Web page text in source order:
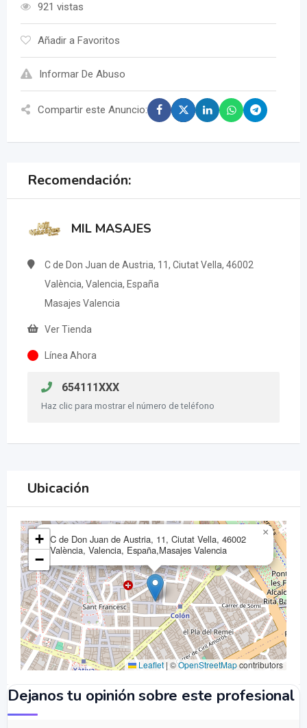
921 vistas
Añadir a Favoritos
Informar De Abuso
Compartir este Anuncio:
Recomendación:
MIL MASAJES
C de Don Juan de Austria, 11, Ciutat Vella, 46002
València, Valencia, España
Masajes Valencia
Ver Tienda
Línea Ahora
654111XXX
Haz clic para mostrar el número de teléfono
Ubicación
C de Don Juan de Austria, 11, Ciutat Vella, 46002
València, Valencia, España,Masajes Valencia
×
+
−
Leaflet | ©OpenStreetMapcontributors
Dejanos tu opinión sobre este profesional